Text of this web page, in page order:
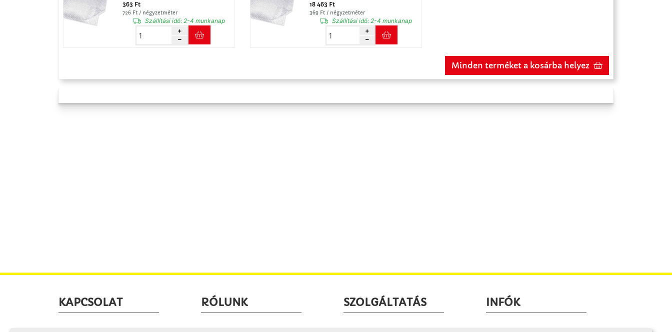
363 Ft
726 Ft / négyzetméter
Szállítási idő: 2-4 munkanap
18 463 Ft
369 Ft / négyzetméter
Szállítási idő: 2-4 munkanap
Minden terméket a kosárba helyez
KAPCSOLAT RÓLUNK SZOLGÁLTATÁS INFÓK